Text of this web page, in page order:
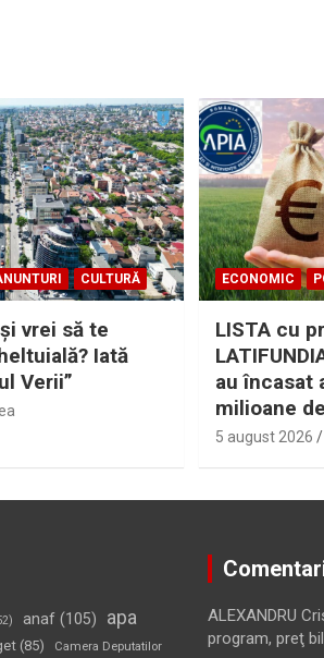
CULTURĂ
vrei să te
Iată
Verii”
ECONOMIC
LISTA cu
au încasat
milioane
5 august 2026
anaf(105)
apa
(85)
Camera Deputatilor
ALEXANDRU
program, preţ